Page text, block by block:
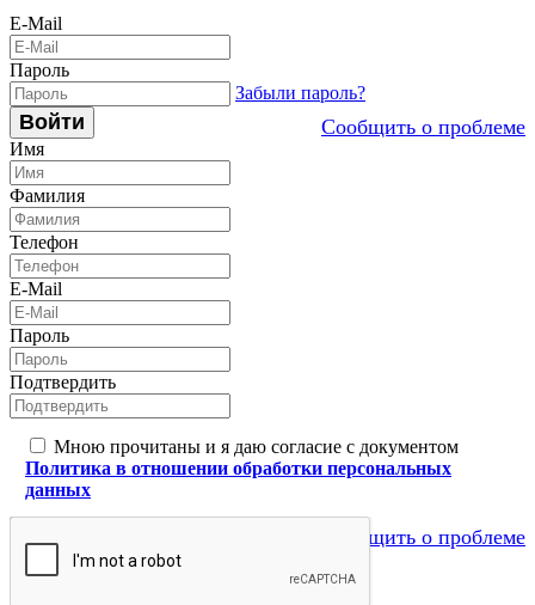
E-Mail
Пароль
Забыли пароль?
Войти Сообщить о проблеме
Имя
Фамилия
Телефон
E-Mail
Пароль
Подтвердить
Мною прочитаны и я даю согласие с документом
Политика в отношении обработки персональных
данных
Сообщить о проблеме